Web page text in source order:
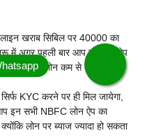
खराब सिबिल पर 40000 का
में अगर पहली बार आप इन लोन ऐप
के लिए तो लोन कम से कम होगा,
KYC करने पर ही मिल जायेगा,
इन सभी NBFC लोन ऐप का
लोन पर ब्याज ज्यादा हो सकता